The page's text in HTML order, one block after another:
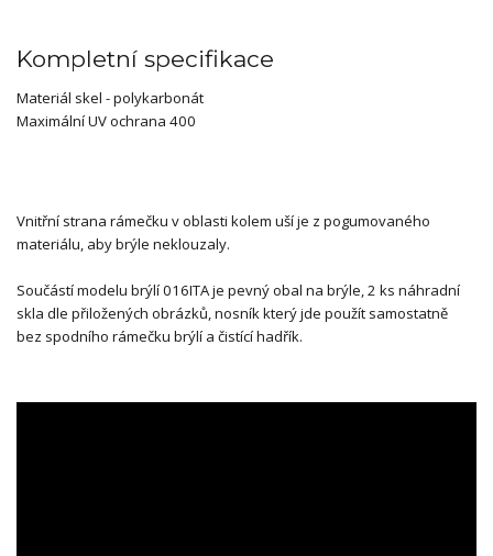
Kompletní specifikace
Materiál skel - polykarbonát
Maximální UV ochrana 400
Vnitřní strana rámečku v oblasti kolem uší je z pogumovaného
materiálu, aby brýle neklouzaly.
Součástí modelu brýlí 016ITA je pevný obal na brýle, 2 ks náhradní
skla dle přiložených obrázků, nosník který jde použít samostatně
bez spodního rámečku brýlí a čistící hadřík.